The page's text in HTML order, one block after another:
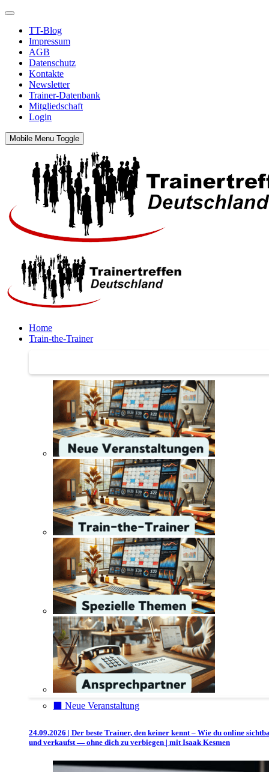
TT-Blog
Impressum
AGB
Datenschutz
Kontakte
Newsletter
Trainer-Datenbank
Mitgliedschaft
Login
Mobile Menu Toggle
Home
Train-the-Trainer
⬛️ Neue Veranstaltung
24.09.2026 | Der beste Trainer, den keiner kennt – Wie du online
und verkaufst — ohne dich zu verbiegen | mit Isaak Kesmen